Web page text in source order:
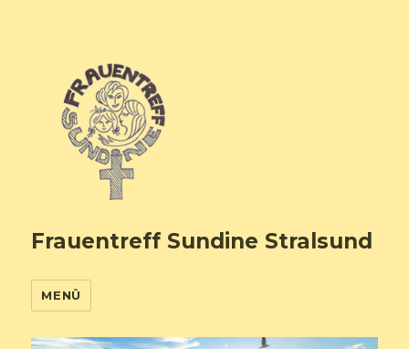
Frauentreff Sundine Stralsund
MENÜ